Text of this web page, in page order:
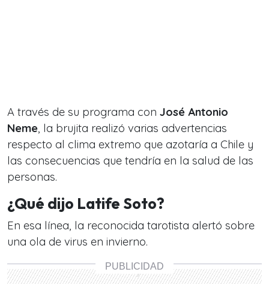
A través de su programa con José Antonio
Neme, la brujita realizó varias advertencias
respecto al clima extremo que azotaría a Chile y
las consecuencias que tendría en la salud de las
personas.
¿Qué dijo Latife Soto?
En esa línea, la reconocida tarotista alertó sobre
una ola de virus en invierno.